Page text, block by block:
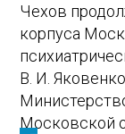
Чехов
корпуса
В. И.
Московской